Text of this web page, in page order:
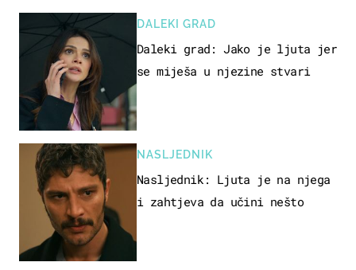
DALEKI GRAD
Daleki grad: Jako je ljuta jer
se miješa u njezine stvari
NASLJEDNIK
Nasljednik: Ljuta je na njega
i zahtjeva da učini nešto